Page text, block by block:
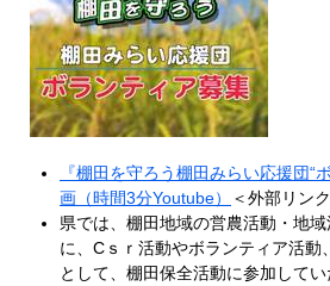
『棚田を守ろう棚田みらい応援団“
画（時間3分Youtube）
＜外部リン
県では、棚田地域の営農活動・地
に、Cｓｒ活動やボランティア活動
として、棚田保全活動に参加して